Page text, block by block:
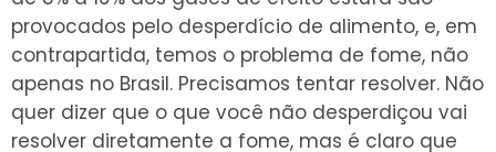
provocados pelo desperdício de alimento, e, em
contrapartida, temos o problema de fome, não
apenas no Brasil. Precisamos tentar resolver. Não
quer dizer que o que você não desperdiçou vai
resolver diretamente a fome, mas é claro que